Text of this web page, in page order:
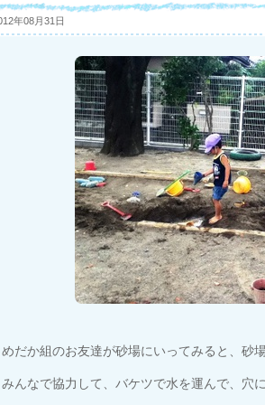
年08月31日
めだか組のお友達が砂場にいってみると、砂
みんなで協力して、バケツで水を運んで、穴